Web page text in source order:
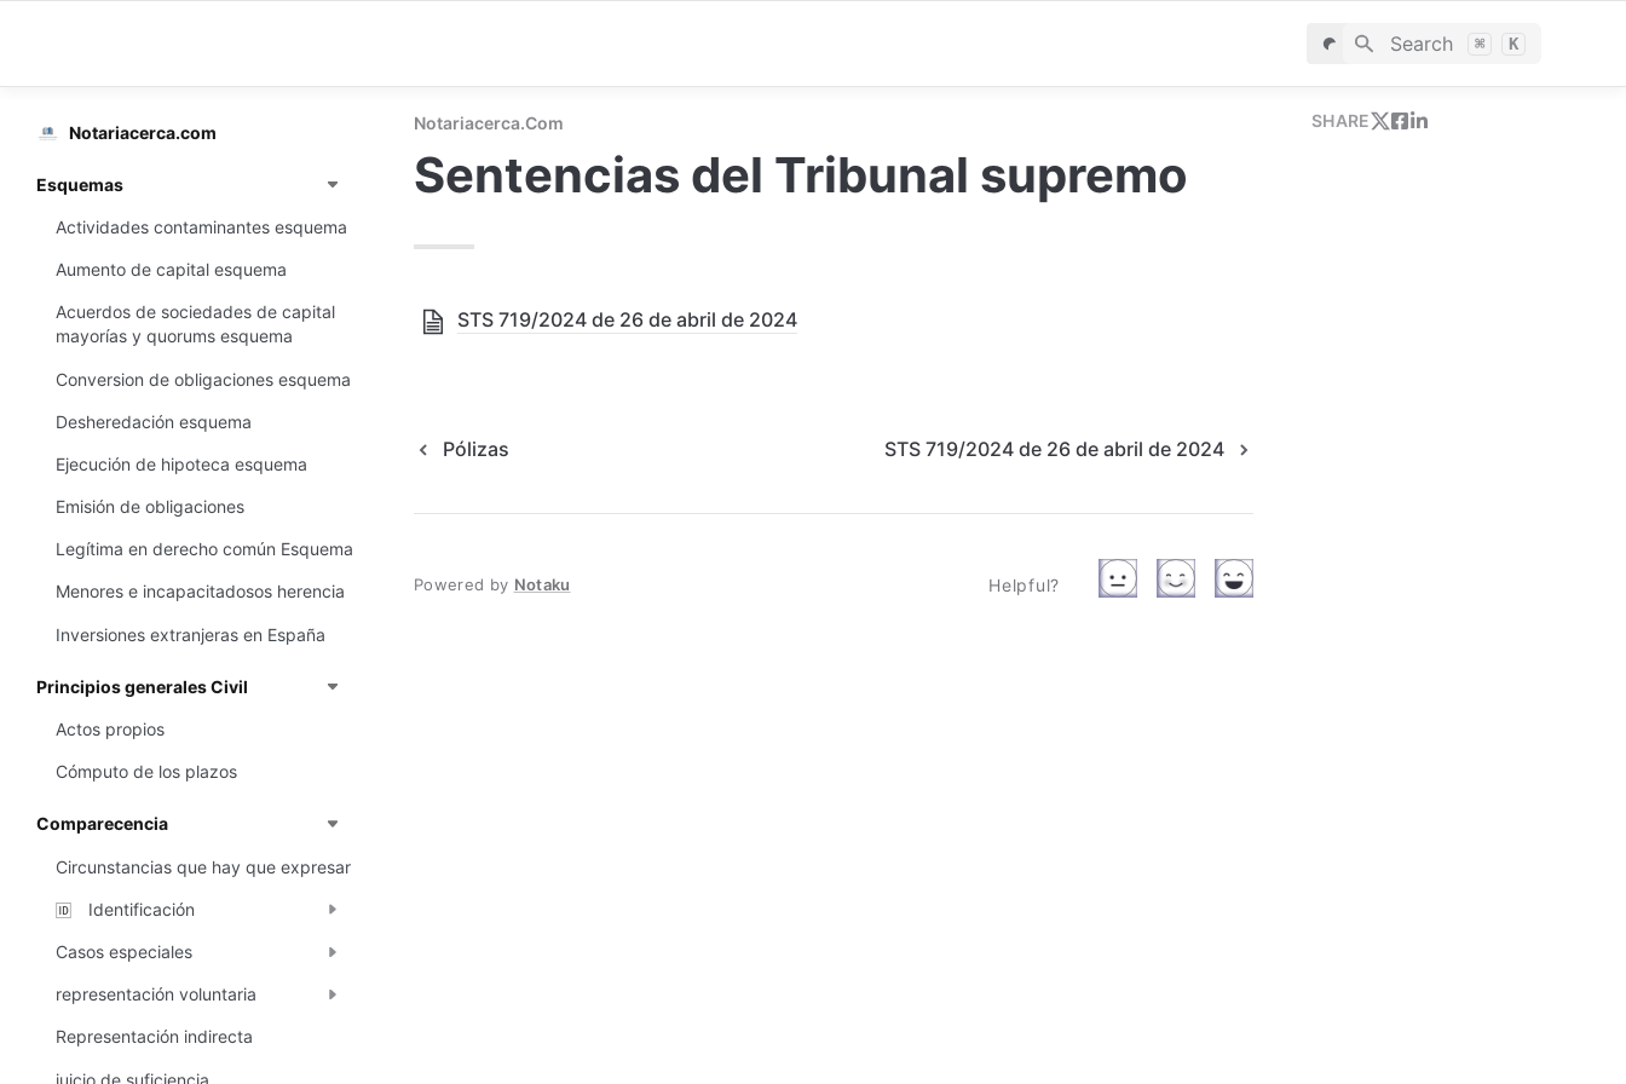
Search ⌘ K
Notariacerca.com
Esquemas
Actividades contaminantes esquema
Aumento de capital esquema
Acuerdos de sociedades de capital
mayorías y quorums esquema
Conversion de obligaciones esquema
Desheredación esquema
Ejecución de hipoteca esquema
Emisión de obligaciones
Legítima en derecho común Esquema
Menores e incapacitadosos herencia
Inversiones extranjeras en España
Principios generales Civil
Actos propios
Cómputo de los plazos
Comparecencia
Circunstancias que hay que expresar
🆔 Identificación
Casos especiales
representación voluntaria
Representación indirecta
juicio de suficiencia
Notariacerca.com
Sentencias del Tribunal supremo
STS 719/2024 de 26 de abril de 2024
Pólizas STS 719/2024 de 26 de abril de 2024
Powered by Notaku Helpful?
SHARE